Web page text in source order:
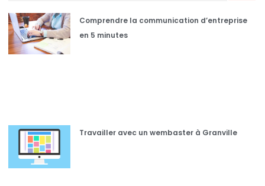
Comprendre la communication d’entreprise
en 5 minutes
Travailler avec un wembaster à Granville